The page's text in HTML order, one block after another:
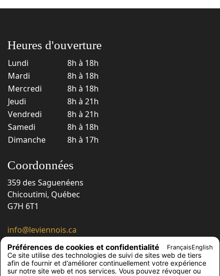
Heures d'ouverture
Lundi
8h à 18h
Mardi
8h à 18h
Mercredi
8h à 18h
Jeudi
8h à 21h
Vendredi
8h à 21h
Samedi
8h à 18h
Dimanche
8h à 17h
Coordonnées
359 des Saguenéens
Chicoutimi, Québec
G7H 6T1
info@leviennois.ca
418 543-6663
418 543-6230
Suivez-nous !
Préférences de cookies et confidentialité FrançaisEnglish
Ce site utilise des technologies de suivi de sites web de tiers
afin de fournir et d’améliorer continuellement votre expérience
sur notre site web et nos services. Vous pouvez révoquer ou